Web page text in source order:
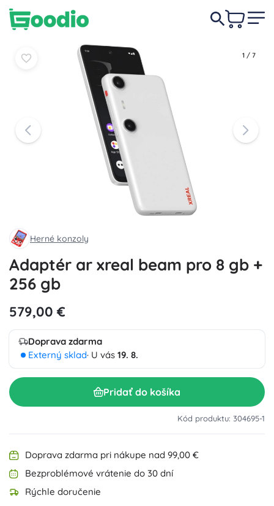
1 / 7
Herné konzoly
Adaptér ar xreal beam pro 8 gb +
256 gb
579,00 €
Doprava zdarma
Externý sklad· U vás 19. 8.
Pridať do košíka
Kód produktu: 304695-1
Doprava zdarma pri nákupe nad 99,00 €
Bezproblémové vrátenie do 30 dní
Rýchle doručenie
579,00 € Do košíka